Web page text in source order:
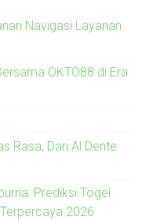
Navigasi Layanan
OKTO88 di Era
Rasa, Dari Al Dente
Prediksi Togel
2026